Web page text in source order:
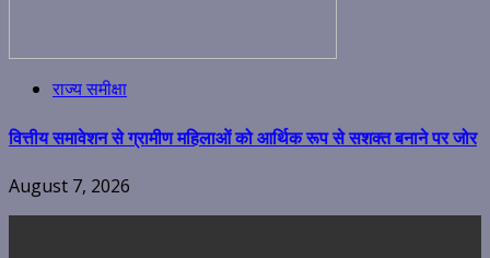
राज्य समीक्षा
वित्तीय समावेशन से ग्रामीण महिलाओं को आर्थिक रूप से सशक्त बनाने पर जोर
August 7, 2026